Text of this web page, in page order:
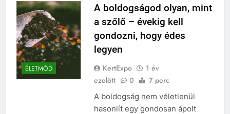
ÉLETMÓD
A boldogságod olyan, mint
a szőlő – évekig kell
gondozni, hogy édes
legyen
KertExpo
1 év
ezelőtt
0 7 perc
A boldogság nem véletlenül
hasonlít egy gondosan ápolt